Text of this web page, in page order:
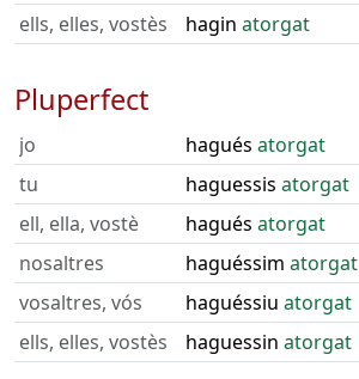
ells, elles, vostès hagin atorgat
Pluperfect
jo hagués atorgat
tu
haguessis atorgat
ell, ella, vostè
hagués atorgat
nosaltres
haguéssim atorgat
vosaltres, vós
haguéssiu atorgat
ells, elles, vostès
haguessin atorgat